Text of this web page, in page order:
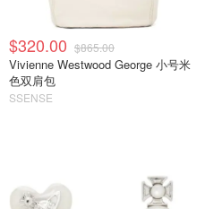
$320.00 $865.00
Vivienne Westwood George 小号米
色双肩包
SSENSE